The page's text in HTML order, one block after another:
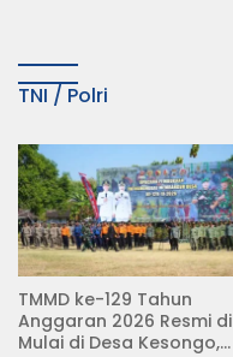
TNI / Polri
TMMD ke-129 Tahun
Anggaran 2026 Resmi di
Mulai di Desa Kesongo,